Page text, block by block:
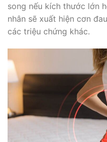
song nếu kích thước lớn
nhân sẽ xuất hiện cơn
các triệu chứng khác.